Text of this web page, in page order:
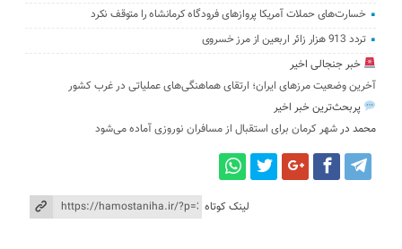
خسارت‌های حملات آمریکا پروازهای فرودگاه کرمانشاه را متوقف نکرد
تردد 913 هزار زائر اربعین از مرز خسروی
خبر جنجالی اخیر
آخرین وضعیت مرزهای ایران؛ ارتقای هماهنگی‌های عملیاتی در غرب کشور
پربحث‌ترین خبر اخیر
محمد درشهر کرمان برای استقبال از مسافران نوروزی آماده می‌شود
لینک کوتاه